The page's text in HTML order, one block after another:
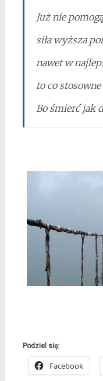
Już nie
siła wyższa
nawet w
to co
Bo śmierć jak
Podziel się:
Facebook